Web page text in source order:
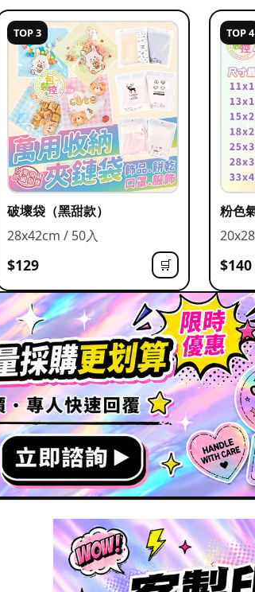
TOP 3
破壞袋（黑甜款）
28x42cm / 50入
$129 🛒
TOP 4
粉色
$140